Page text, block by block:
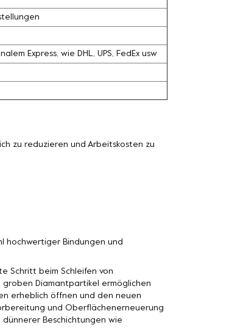
Express, wie DHL, UPS, FedEx usw
zu reduzieren und Arbeitskosten zu
hochwertiger Bindungen und
Schritt beim Schleifen von
Diamantpartikel ermöglichen
erheblich öffnen und den neuen
und Oberflächenerneuerung
Beschichtungen wie